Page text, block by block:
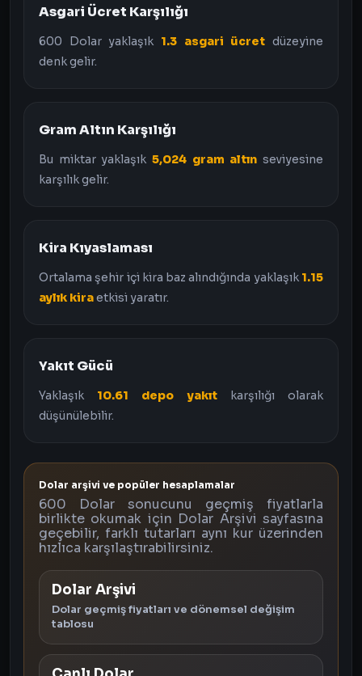
Asgari Ücret Karşılığı
600 Dolar yaklaşık 1.3 asgari ücret düzeyine
denk gelir.
Gram Altın Karşılığı
Bu miktar yaklaşık 5,024 gram altın seviyesine
karşılık gelir.
Kira Kıyaslaması
Ortalama şehir içi kira baz alındığında yaklaşık 1.15
aylık kiraetkisi yaratır.
Yakıt Gücü
Yaklaşık 10.61 depo yakıtkarşılığı olarak
düşünülebilir.
Dolar arşivi ve popüler hesaplamalar
600 Dolar sonucunu geçmiş fiyatlarla
birlikte okumak için Dolar Arşivi sayfasına
geçebilir, farklı tutarları aynı kur üzerinden
hızlıca karşılaştırabilirsiniz.
Dolar Arşivi
Dolar geçmiş fiyatları ve dönemsel değişim
tablosu